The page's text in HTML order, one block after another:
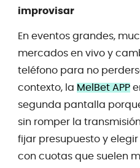
improvisar
En eventos grandes,
mercados en vivo y
teléfono para no
contexto, la MelBet APP
segunda pantalla
sin romper la
fijar presupuesto y
con cuotas que suelen